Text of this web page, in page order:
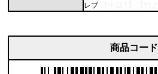
レブ
商品コード